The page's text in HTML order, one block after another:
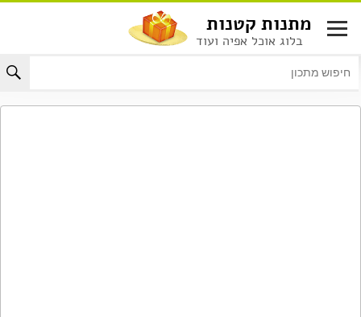
לתוכן
מתנות קטנות
בלוג אוכל אפיה ועוד